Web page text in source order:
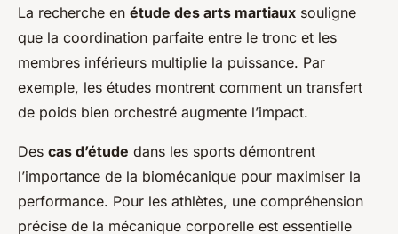
La recherche en étude des arts martiaux souligne
que la coordination parfaite entre le tronc et les
membres inférieurs multiplie la puissance. Par
exemple, les études montrent comment un transfert
de poids bien orchestré augmente l’impact.
Des cas d’étude dans les sports démontrent
l’importance de la biomécanique pour maximiser la
performance. Pour les athlètes, une compréhension
précise de la mécanique corporelle est essentielle